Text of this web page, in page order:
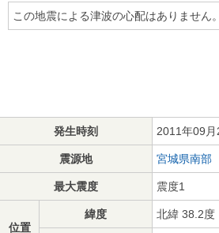
この地震による津波の心配はありません。
発生時刻 2011年09
震源地 宮城県南部
最大震度 震度1
位置
緯度 北緯 38.2度